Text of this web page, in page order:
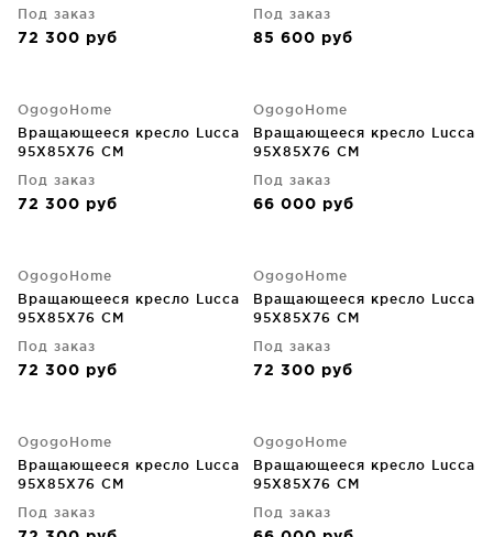
Под заказ
72 300 руб
Под заказ
85 600 руб
OgogoHome
Вращающееся кресло Lucca
95X85X76 CM
Под заказ
72 300 руб
OgogoHome
Вращающееся кресло Lucca
95X85X76 CM
Под заказ
66 000 руб
OgogoHome
Вращающееся кресло Lucca
95X85X76 CM
Под заказ
72 300 руб
OgogoHome
Вращающееся кресло Lucca
95X85X76 CM
Под заказ
72 300 руб
OgogoHome
Вращающееся кресло Lucca
95X85X76 CM
Под заказ
OgogoHome
Вращающееся кресло Lucca
95X85X76 CM
Под заказ